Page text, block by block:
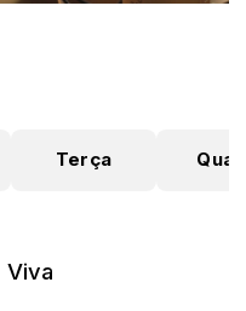
Terça
Viva